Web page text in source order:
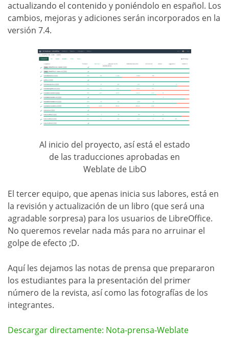
actualizando el contenido y poniéndolo en español. Los
cambios, mejoras y adiciones serán incorporados en la
versión 7.4.
Al inicio del proyecto, así está el estado
de las traducciones aprobadas en
Weblate de LibO
El tercer equipo, que apenas inicia sus labores, está en
la revisión y actualización de un libro (que será una
agradable sorpresa) para los usuarios de LibreOffice.
No queremos revelar nada más para no arruinar el
golpe de efecto ;D.
Aquí les dejamos las notas de prensa que prepararon
los estudiantes para la presentación del primer
número de la revista, así como las fotografías de los
integrantes.
Descargar directamente: Nota-prensa-Weblate